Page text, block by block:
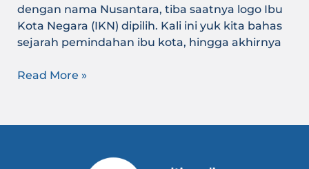
dengan nama Nusantara, tiba saatnya logo Ibu
Kota Negara (IKN) dipilih. Kali ini yuk kita bahas
sejarah pemindahan ibu kota, hingga akhirnya
Read More »